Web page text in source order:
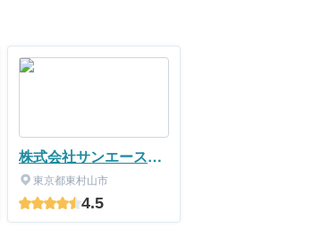
株式会社サンエースリ
フォーム
東京都東村山市
4.5